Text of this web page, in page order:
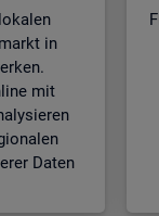
in
mit
Daten